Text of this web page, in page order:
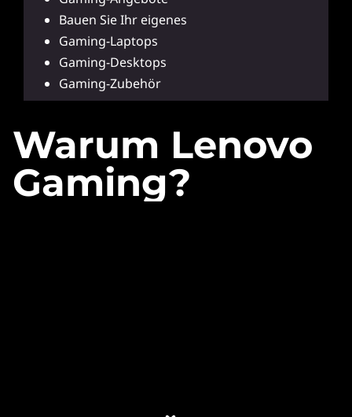
Bauen Sie Ihr eigenes
Gaming-Laptops
Gaming-Desktops
Gaming-Zubehör
Warum Lenovo
Gaming?